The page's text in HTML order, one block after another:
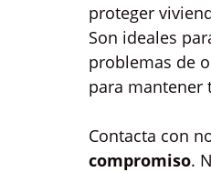
proteger
Son ideales
problemas de
para mantener
Contacta con
compromiso.